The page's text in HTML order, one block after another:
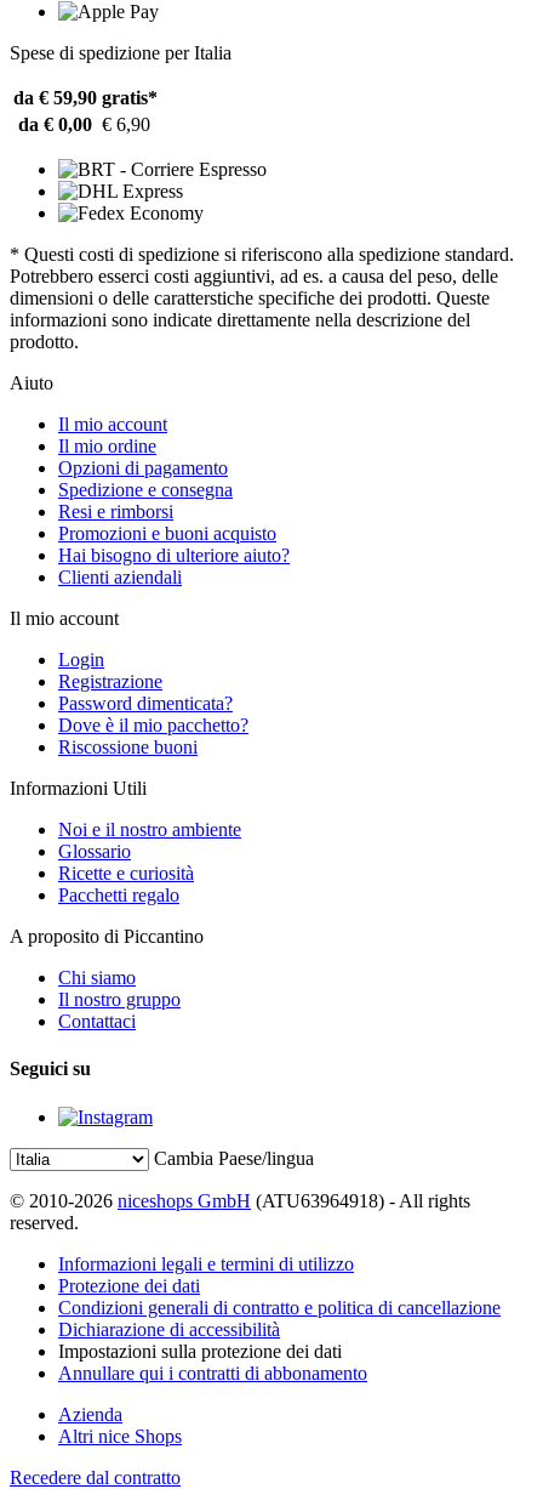
Spese di spedizione per Italia
da € 59,90 gratis*
da € 0,00 € 6,90
* Questi costi di spedizione si riferiscono alla spedizione standard.
Potrebbero esserci costi aggiuntivi, ad es. a causa del peso, delle
dimensioni o delle caratterstiche specifiche dei prodotti. Queste
informazioni sono indicate direttamente nella descrizione del
prodotto.
Aiuto
Il mio account
Il mio ordine
Opzioni di pagamento
Spedizione e consegna
Resi e rimborsi
Promozioni e buoni acquisto
Hai bisogno di ulteriore aiuto?
Clienti aziendali
Il mio account
Login
Registrazione
Password dimenticata?
Dove è il mio pacchetto?
Riscossione buoni
Informazioni Utili
Noi e il nostro ambiente
Glossario
Ricette e curiosità
Pacchetti regalo
A proposito di Piccantino
Chi siamo
Il nostro gruppo
Contattaci
Seguici su
Cambia Paese/lingua
© 2010-2026 niceshops GmbH (ATU63964918) - All rights
reserved.
Informazioni legali e termini di utilizzo
Protezione dei dati
Condizioni generali di contratto e politica di cancellazione
Dichiarazione di accessibilità
Impostazioni sulla protezione dei dati
Annullare qui i contratti di abbonamento
Azienda
Altri nice Shops
Recedere dal contratto